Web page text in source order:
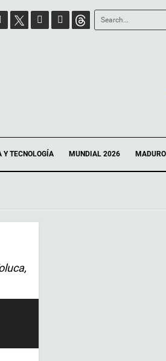
Y TECNOLOGÍA MUNDIAL 2026 MADURO